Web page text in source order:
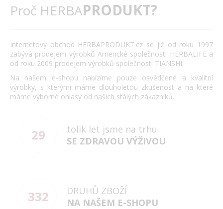
Proč HERBAPRODUKT?
Internetový obchod HERBAPRODUKT.cz se již od roku 1997
zabývá prodejem výrobků Americké společnosti HERBALIFE a
od roku 2009 prodejem výrobků společnosti TIANSHI.
Na našem e-shopu nabízíme pouze osvědčené a kvalitní
výrobky, s kterými máme dlouholetou zkušenost a na které
máme výborné ohlasy od našich stálých zákazníků.
29
tolik let jsme na trhu
SE ZDRAVOU VÝŽIVOU
332
DRUHŮ ZBOŽÍ
NA NAŠEM E-SHOPU